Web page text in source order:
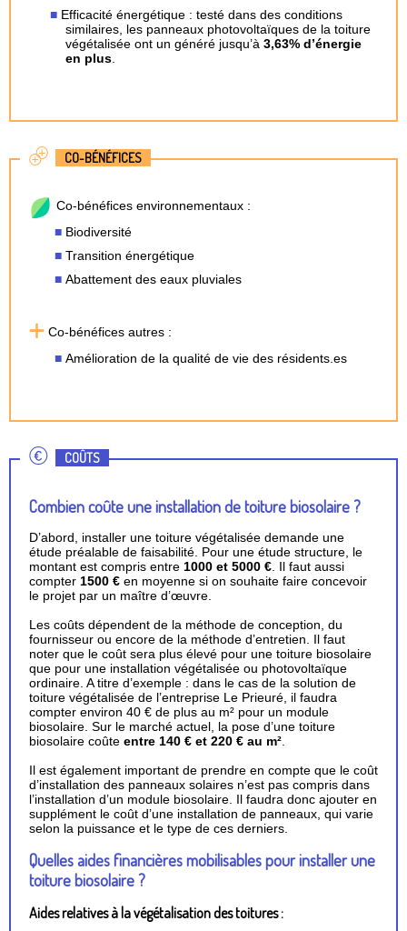
Efficacité énergétique : testé dans des conditions
similaires, les panneaux photovoltaïques de la toiture
végétalisée ont un généré jusqu’à 3,63% d’énergie
en plus.
CO-BÉNÉFICES
Co-bénéfices environnementaux :
Biodiversité
Transition énergétique
Abattement des eaux pluviales
Co-bénéfices autres :
Amélioration de la qualité de vie des résidents.es
COÛTS
Combien coûte une installation de toiture biosolaire ?
D’abord, installer une toiture végétalisée demande une
étude préalable de faisabilité. Pour une étude structure, le
montant est compris entre 1000 et 5000 €. Il faut aussi
compter 1500 € en moyenne si on souhaite faire concevoir
le projet par un maître d’œuvre.
Les coûts dépendent de la méthode de conception, du
fournisseur ou encore de la méthode d’entretien. Il faut
noter que le coût sera plus élevé pour une toiture biosolaire
que pour une installation végétalisée ou photovoltaïque
ordinaire. A titre d’exemple : dans le cas de la solution de
toiture végétalisée de l’entreprise Le Prieuré, il faudra
compter environ 40 € de plus au m² pour un module
biosolaire. Sur le marché actuel, la pose d’une toiture
biosolaire coûte entre 140 € et 220 € au m².
Il est également important de prendre en compte que le coût
d’installation des panneaux solaires n’est pas compris dans
l’installation d’un module biosolaire. Il faudra donc ajouter en
supplément le coût d’une installation de panneaux, qui varie
selon la puissance et le type de ces derniers.
Quelles aides financières mobilisables pour installer une
toiture biosolaire ?
Aides relatives à la végétalisation des toitures :